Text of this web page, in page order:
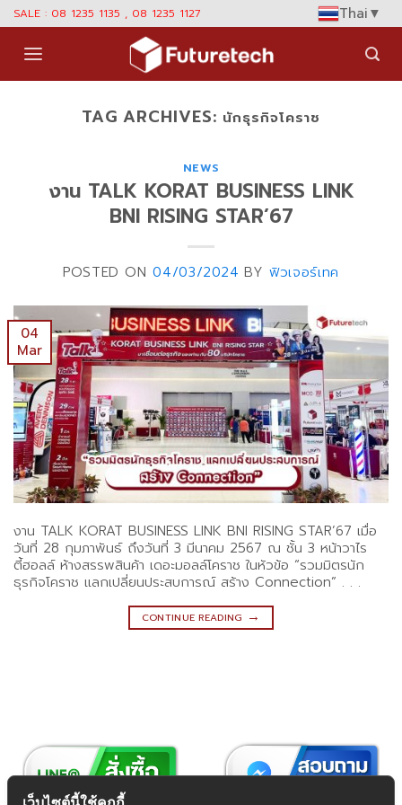
Skip
content
SALE : 08 1235 1135 , 08 1235 1127 Thai▼
TAG ARCHIVES: นักธุรกิจโคราช
NEWS
งาน TALK KORAT BUSINESS LINK
BNI RISING STAR’67
POSTED ON04/03/2024 BYฟิวเจอร์เทค
04
Mar
งาน TALK KORAT BUSINESS LINK BNI RISING STAR’67 เมื่อ
วันที่ 28 กุมภาพันธ์ ถึงวันที่ 3 มีนาคม 2567 ณ ชั้น 3 หน้าวาไร
ตี้ฮอลล์ ห้างสรรพสินค้า เดอะมอลล์โคราช ในหัวข้อ “รวมมิตรนัก
ธุรกิจโคราช แลกเปลี่ยนประสบการณ์ สร้าง Connection” . . .
CONTINUE READING →